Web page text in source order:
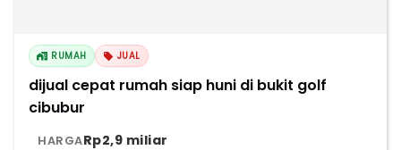
RUMAH JUAL
dijual cepat rumah siap huni di bukit golf
cibubur
HARGARp2,9 miliar